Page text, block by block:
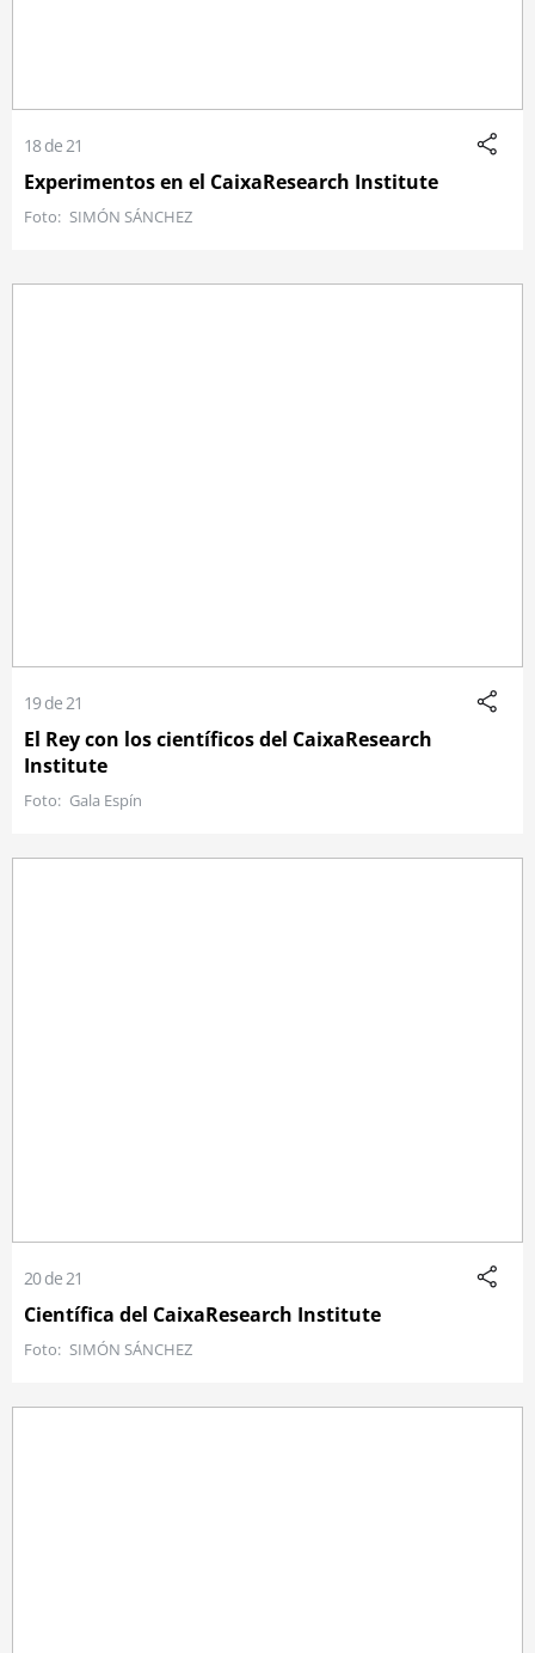
18 de 21
Experimentos en el CaixaResearch Institute
SIMÓN SÁNCHEZ
19 de 21
El Rey con los científicos del CaixaResearch
Institute
Gala Espín
20 de 21
Científica del CaixaResearch Institute
SIMÓN SÁNCHEZ